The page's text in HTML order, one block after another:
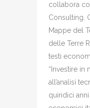
collabora
Consulting.
Mappe del
delle Terre
testi
“Investire in
all’analisi
quindici